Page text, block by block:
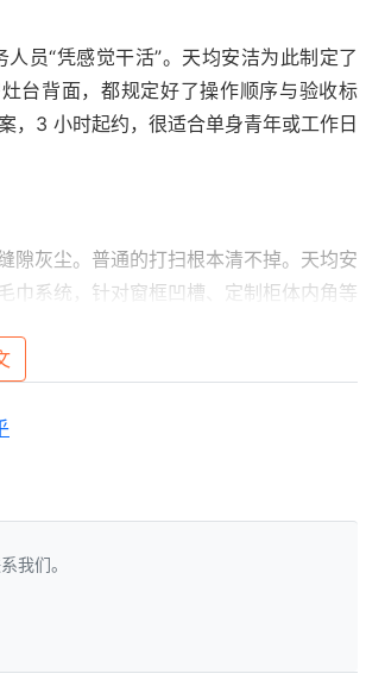
人员“凭感觉干活”。天均安洁为此制定了
台背面，都规定好了操作顺序与验收标
，3 小时起约，很适合单身青年或工作日
隙灰尘。普通的打扫根本清不掉。天均安
巾系统，针对窗框凹槽、定制柜体内角等
洗等技术，免拆洗深度清洁油烟机、冰
、也更省心。
”？
我们。